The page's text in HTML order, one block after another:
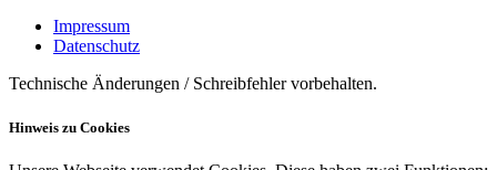
Impressum
Datenschutz
Technische Änderungen / Schreibfehler vorbehalten.
Hinweis zu Cookies